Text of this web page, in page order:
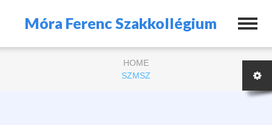
Móra Ferenc Szakkollégium
HOME
SZMSZ